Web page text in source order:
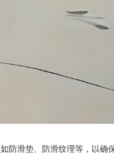
防滑垫、防滑纹理等，以确